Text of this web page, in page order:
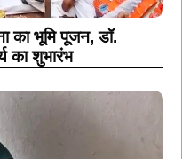
का भूमि पूजन, डॉ.
का शुभारंभ